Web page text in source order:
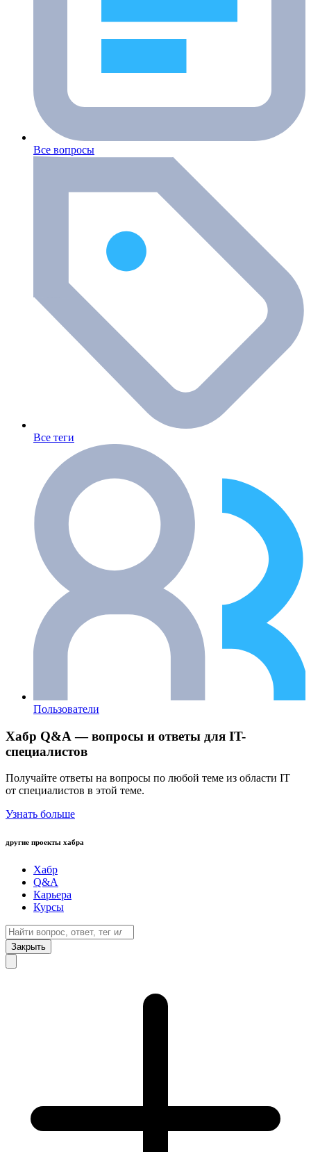
Все вопросы
Все теги
Пользователи
Хабр Q&A — вопросы и ответы для IT-
специалистов
Получайте ответы на вопросы по любой теме из области IT
от специалистов в этой теме.
Узнать больше
другие проекты хабра
Хабр
Q&A
Карьера
Курсы
Закрыть